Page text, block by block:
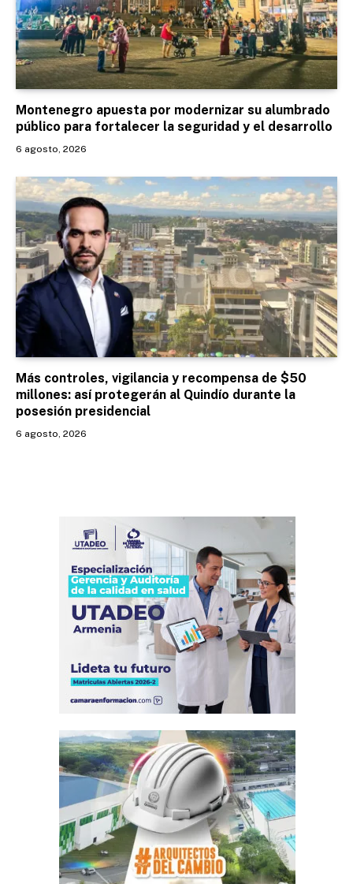
Montenegro apuesta por modernizar su alumbrado
público para fortalecer la seguridad y el desarrollo
6 agosto, 2026
Más controles, vigilancia y recompensa de $50
millones: así protegerán al Quindío durante la
posesión presidencial
6 agosto, 2026